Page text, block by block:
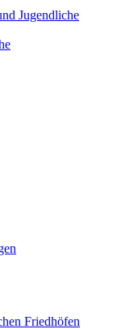
Jugendliche
Friedhöfen